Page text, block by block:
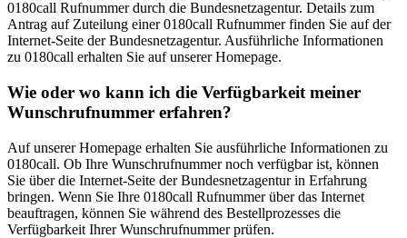
0180call Rufnummer durch die Bundesnetzagentur. Details zum
Antrag auf Zuteilung einer 0180call Rufnummer finden Sie auf der
Internet-Seite der Bundesnetzagentur. Ausführliche Informationen
zu 0180call erhalten Sie auf unserer Homepage.
Wie oder wo kann ich die Verfügbarkeit meiner
Wunschrufnummer erfahren?
Auf unserer Homepage erhalten Sie ausführliche Informationen zu
0180call. Ob Ihre Wunschrufnummer noch verfügbar ist, können
Sie über die Internet-Seite der Bundesnetzagentur in Erfahrung
bringen. Wenn Sie Ihre 0180call Rufnummer über das Internet
beauftragen, können Sie während des Bestellprozesses die
Verfügbarkeit Ihrer Wunschrufnummer prüfen.